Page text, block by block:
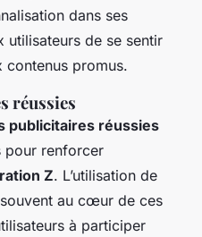
dans ses
utilisateurs de se sentir
contenus promus.
réussies
publicitaires réussies
pour renforcer
Z. L’utilisation de
au cœur de ces
à participer